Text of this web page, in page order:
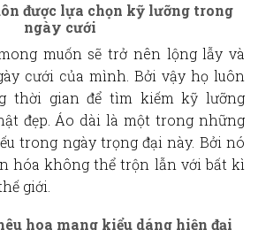
được lựa chọn kỹ lưỡng trong
ngày cưới
muốn sẽ trở nên lộng lẫy và
cưới của mình. Bởi vậy họ luôn
thời gian để tìm kiếm kỹ lưỡng
đẹp. Áo dài là một trong những
trong ngày trọng đại này. Bởi nó
hóa không thể trộn lẫn với bất kì
giới.
hoa mang kiểu dáng hiện đại